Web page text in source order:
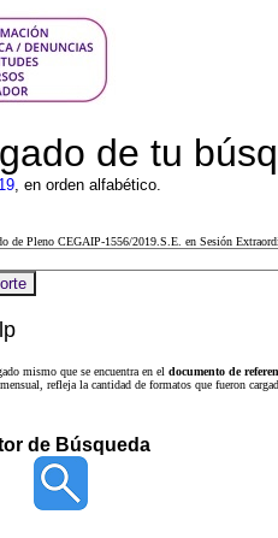
de tu
, en orden alfabético.
de Pleno CEGAIP-1556/2019.S.E. en Sesión
mismo que se encuentra en el documento de
refleja la cantidad de formatos que fueron
de Búsqueda